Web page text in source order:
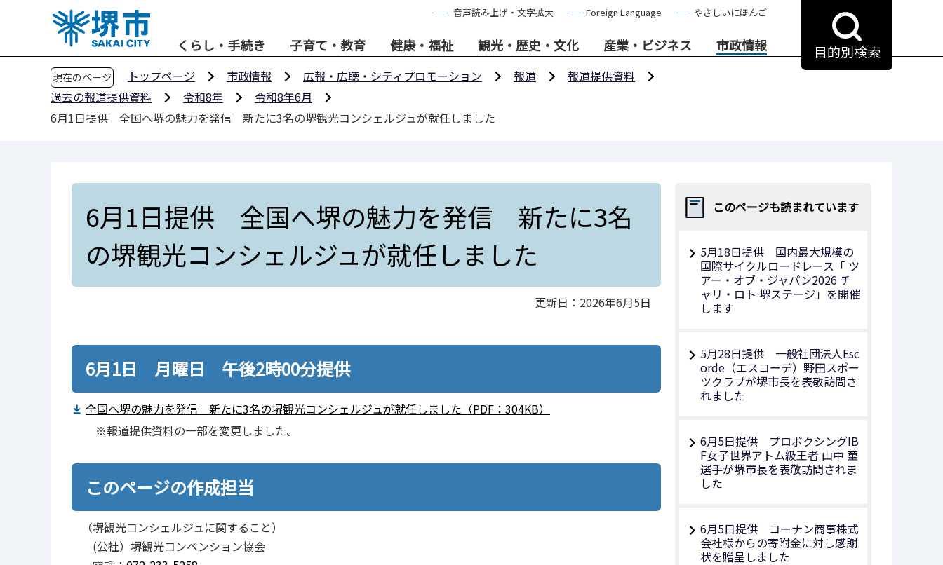
音声読み上げ・文字拡大 Foreign Language やさしいにほんご
くらし・手続き 子育て・教育 健康・福祉 観光・歴史・文化 産業・ビジネス 市政情報 目的別検索
現在のページ トップページ 市政情報 広報・広聴・シティプロモーション 報道
報道提供資料
過去の報道提供資料
令和8年
令和8年6月
6月1日提供 全国へ堺の魅力を発信 新たに3名の堺観光コンシェルジュが就任しました
6月1日提供 全国へ堺の魅力を発信 新たに3名
の堺観光コンシェルジュが就任しました
更新日：2026年6月5日
6月1日 月曜日 午後2時00分提供
全国へ堺の魅力を発信 新たに3名の堺観光コンシェルジュが就任しました（PDF：304KB）
※報道提供資料の一部を変更しました。
このページの作成担当
（堺観光コンシェルジュに関すること）
(公社）堺観光コンベンション協会
このページも読まれています
5月18日提供 国内最大規模の
国際サイクルロードレース「 ツ
アー・オブ・ジャパン2026 チ
ャリ・ロト 堺ステージ」を開催
します
5月28日提供 一般社団法人Esc
orde（エスコーデ）野田スポー
ツクラブが堺市長を表敬訪問さ
れました
6月5日提供 プロボクシングIB
F女子世界アトム級王者 山中 菫
選手が堺市長を表敬訪問されま
した
6月5日提供 コーナン商事株式
会社様からの寄附金に対し感謝
状を贈呈しました